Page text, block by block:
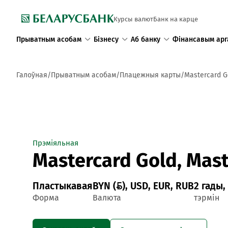
Курсы валютБанк на карце
Прыватным асобам Бізнесу Аб банку Фінансавым
Галоўная Прыватным асобам Плацежныя карты Mastercard
Прэміяльная
Mastercard Gold,
Пластыкавая
Форма
BYN (), USD, EUR, RUB
Валюта
2 гады,
тэрмін